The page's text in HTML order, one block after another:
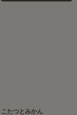
こたつとみかん